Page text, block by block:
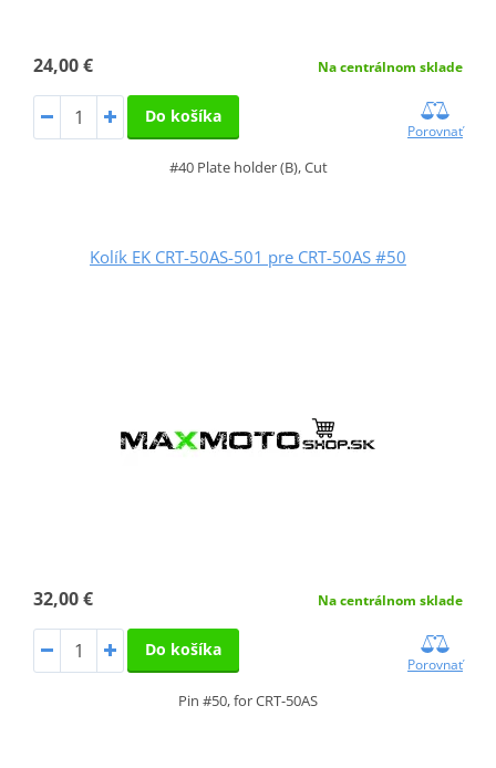
24,00 € Na centrálnom sklade
Do košíka
Porovnať
#40 Plate holder (B), Cut
Kolík EK CRT-50AS-501 pre CRT-50AS #50
32,00 € Na centrálnom sklade
Do košíka
Porovnať
Pin #50, for CRT-50AS